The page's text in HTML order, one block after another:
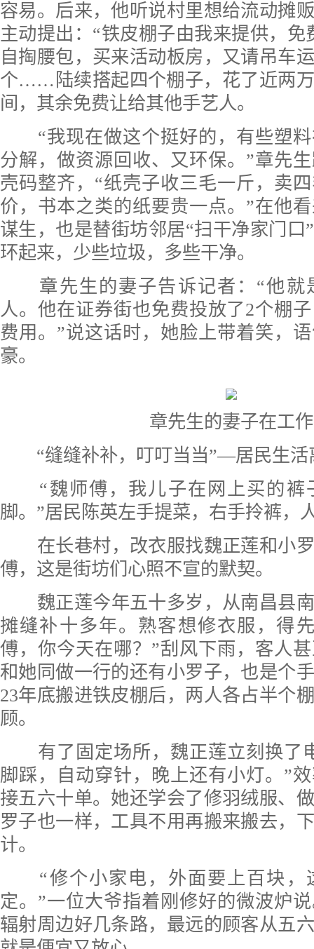
容易。后来，他听说村里想给流动摊
主动提出：“铁皮棚子由我来提供，免
自掏腰包，买来活动板房，又请吊车
个……陆续搭起四个棚子，花了近两
间，其余免费让给其他手艺人。
“我现在做这个挺好的，有些塑
分解，做资源回收、又环保。”章先
壳码整齐，“纸壳子收三毛一斤，卖
价，书本之类的纸要贵一点。”在他
谋生，也是替街坊邻居“扫干净家门口
环起来，少些垃圾，多些干净。
章先生的妻子告诉记者：“他就
人。他在证券街也免费投放了2个棚
费用。”说这话时，她脸上带着笑，
豪。
章先生的妻子在工作
“缝缝补补，叮叮当当”—居民生活
“魏师傅，我儿子在网上买的裤
脚。”居民陈英左手提菜，右手拎裤，
在长巷村，改衣服找魏正莲和小
傅，这是街坊们心照不宣的默契。
魏正莲今年五十多岁，从南昌县
摊缝补十多年。熟客想修衣服，得
傅，你今天在哪？”刮风下雨，客人
和她同做一行的还有小罗子，也是个
23年底搬进铁皮棚后，两人各占半个
顾。
有了固定场所，魏正莲立刻换了
脚踩，自动穿针，晚上还有小灯。”
接五六十单。她还学会了修羽绒服、
罗子也一样，工具不用再搬来搬去，
计。
“修个小家电，外面要上百块，
定。”一位大爷指着刚修好的微波炉
辐射周边好几条路，最远的顾客从五